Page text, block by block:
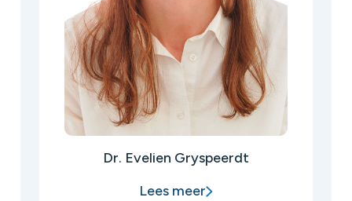
Dr. Evelien Gryspeerdt
Lees meer